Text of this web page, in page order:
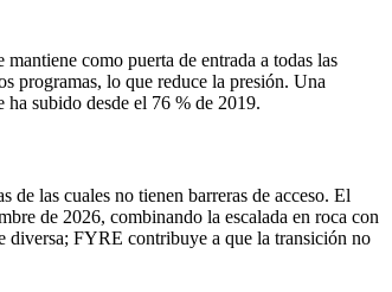
como puerta de entrada a todas las
programas, lo que reduce la presión. Una
ha subido desde el 76 % de 2019.
las cuales no tienen barreras de acceso. El
de 2026, combinando la escalada en roca con
diversa; FYRE contribuye a que la transición no